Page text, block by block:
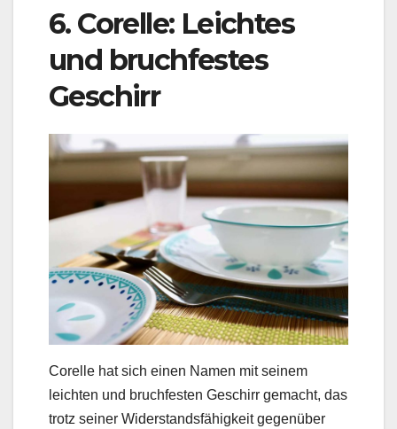
6. Corelle: Leichtes
und bruchfestes
Geschirr
Corelle hat sich einen Namen mit seinem
leichten und bruchfesten Geschirr gemacht, das
trotz seiner Widerstandsfähigkeit gegenüber